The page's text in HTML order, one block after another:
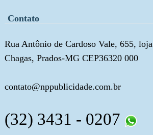
Contato
Rua Antônio de Cardoso Vale, 655,
Chagas, Prados-MG CEP36320 000
contato@nppublicidade.com.br
(32) 3431 - 0207